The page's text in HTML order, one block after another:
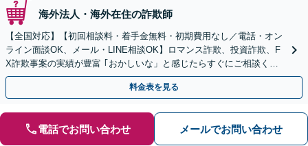
海外法人・海外在住の詐欺師
【全国対応】【初回相談料・着手金無料・初期費用なし／電話・オン
ライン面談OK、メール・LINE相談OK】ロマンス詐欺、投資詐欺、F
X詐欺事案の実績が豊富 ｢おかしいな」と感じたらすぐにご相談くだ
さい。
料金表を見る
電話でお問い合わせ メールでお問い合わせ